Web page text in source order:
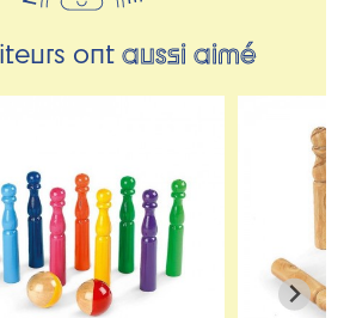
ontaussi aimé